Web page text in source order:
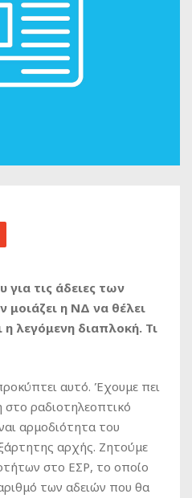
τις άδειες των
η ΝΔ να θέλει
η λεγόμενη διαπλοκή. Τι
αυτό. Έχουμε πει
στο ραδιοτηλεοπτικό
αρμοδιότητα του
αρχής. Ζητούμε
στο ΕΣΡ, το οποίο
των αδειών που θα